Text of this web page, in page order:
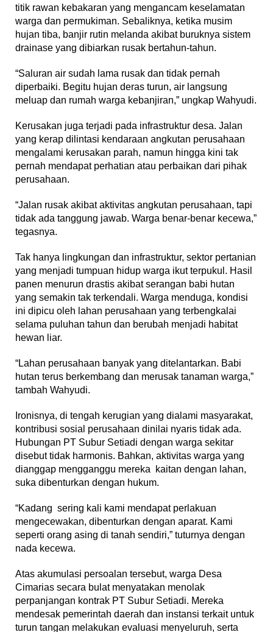
titik rawan kebakaran yang mengancam keselamatan
warga dan permukiman. Sebaliknya, ketika musim
hujan tiba, banjir rutin melanda akibat buruknya sistem
drainase yang dibiarkan rusak bertahun-tahun.
‎“Saluran air sudah lama rusak dan tidak pernah
diperbaiki. Begitu hujan deras turun, air langsung
meluap dan rumah warga kebanjiran,” ungkap Wahyudi.
‎Kerusakan juga terjadi pada infrastruktur desa. Jalan
yang kerap dilintasi kendaraan angkutan perusahaan
mengalami kerusakan parah, namun hingga kini tak
pernah mendapat perhatian atau perbaikan dari pihak
perusahaan.
‎“Jalan rusak akibat aktivitas angkutan perusahaan, tapi
tidak ada tanggung jawab. Warga benar-benar kecewa,”
tegasnya.
‎‎Tak hanya lingkungan dan infrastruktur, sektor pertanian
yang menjadi tumpuan hidup warga ikut terpukul. Hasil
panen menurun drastis akibat serangan babi hutan
yang semakin tak terkendali. Warga menduga, kondisi
ini dipicu oleh lahan perusahaan yang terbengkalai
selama puluhan tahun dan berubah menjadi habitat
hewan liar.
‎“Lahan perusahaan banyak yang ditelantarkan. Babi
hutan terus berkembang dan merusak tanaman warga,”
tambah Wahyudi.
‎‎Ironisnya, di tengah kerugian yang dialami masyarakat,
kontribusi sosial perusahaan dinilai nyaris tidak ada.
Hubungan PT Subur Setiadi dengan warga sekitar
disebut tidak harmonis. Bahkan, aktivitas warga yang
dianggap mengganggu mereka kaitan dengan lahan,
suka dibenturkan dengan hukum.
‎‎“Kadang sering kali kami mendapat perlakuan
mengecewakan, dibenturkan dengan aparat. Kami
seperti orang asing di tanah sendiri,” tuturnya dengan
nada kecewa.
‎Atas akumulasi persoalan tersebut, warga Desa
Cimarias secara bulat menyatakan menolak
perpanjangan kontrak PT Subur Setiadi. Mereka
mendesak pemerintah daerah dan instansi terkait untuk
turun tangan melakukan evaluasi menyeluruh, serta